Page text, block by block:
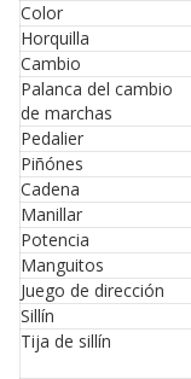
Color
Horquilla
Cambio
Palanca del cambio
de marchas
Pedalier
Piñónes
Cadena
Manillar
Potencia
Manguitos
Juego de dirección
Sillín
Tija de sillín